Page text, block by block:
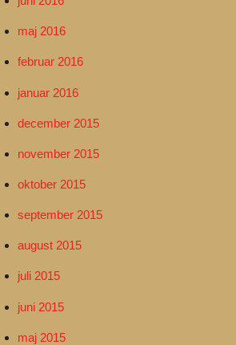
maj 2016
februar 2016
januar 2016
december 2015
november 2015
oktober 2015
september 2015
august 2015
juli 2015
juni 2015
maj 2015